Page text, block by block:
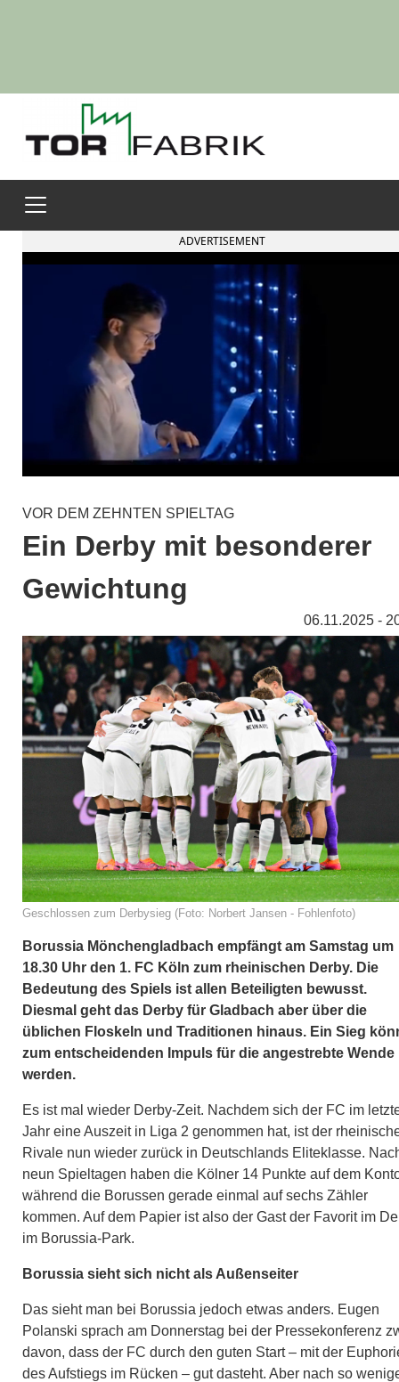
ADVERTISEMENT
VOR DEM ZEHNTEN SPIELTAG
Ein Derby mit besonderer
Gewichtung
06.11.2025 -
Geschlossen zum Derbysieg (Foto: Norbert Jansen - Fohlenfoto)
Borussia Mönchengladbach empfängt am Samstag um
18.30 Uhr den 1. FC Köln zum rheinischen Derby. Die
Bedeutung des Spiels ist allen Beteiligten bewusst.
Diesmal geht das Derby für Gladbach aber über die
üblichen Floskeln und Traditionen hinaus. Ein Sieg
zum entscheidenden Impuls für die angestrebte Wende
werden.
Es ist mal wieder Derby-Zeit. Nachdem sich der FC im
Jahr eine Auszeit in Liga 2 genommen hat, ist der
Rivale nun wieder zurück in Deutschlands Eliteklasse.
neun Spieltagen haben die Kölner 14 Punkte auf dem
während die Borussen gerade einmal auf sechs Zähler
kommen. Auf dem Papier ist also der Gast der Favorit im
im Borussia-Park.
Borussia sieht sich nicht als Außenseiter
Das sieht man bei Borussia jedoch etwas anders. Eugen
Polanski sprach am Donnerstag bei der Pressekonferenz
davon, dass der FC durch den guten Start – mit der
des Aufstiegs im Rücken – gut dasteht. Aber nach so